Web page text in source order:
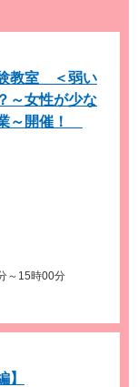
教室 ＜弱い
～女性が少な
～開催！
～15時00分
】